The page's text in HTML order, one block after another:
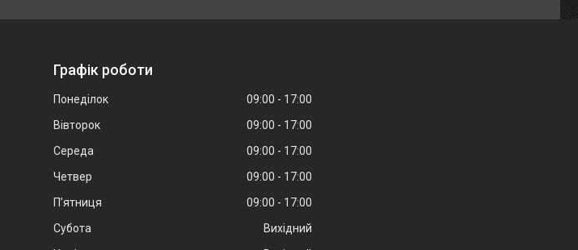
Графік роботи
Понеділок 09:00
17:00
Вівторок
09:00
17:00
Середа
09:00
17:00
Четвер
09:00
17:00
Пʼятниця
09:00
17:00
Субота
Вихідний